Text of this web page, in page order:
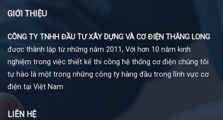
GIỚI THIỆU
CÔNG TY TNHH ĐẦU TƯ XÂY DỰNG VÀ CƠ ĐIỆN THĂNG LONG
được thành lập từ những năm 2011, Với hơn 10 năm kinh
nghiệm trong việc thiết kế thi công hệ thống cơ điện chúng tôi
tự hào là một trong những công ty hàng đầu trong lĩnh vực cơ
điện tại Việt Nam
LIÊN HỆ